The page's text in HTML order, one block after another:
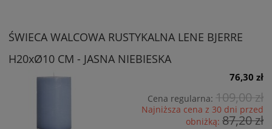
ŚWIECA WALCOWA RUSTYKALNA LENE BJERRE
H20xØ10 CM - JASNA NIEBIESKA
76,30 zł
Cena regularna: 109,00 zł
Najniższa cena z 30 dni przed
obniżką: 87,20 zł